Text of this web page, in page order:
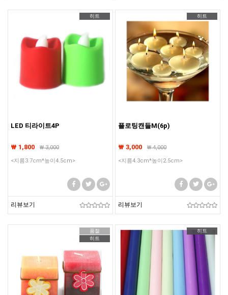
히트
LED 티라이트4P
₩ 1,800 ₩3,000
<지름3.7cm*높이4.5cm>
리뷰보기
히트
플로팅캔들M(6p)
₩ 3,000 ₩4,000
<지름4.3cm*높이2.5cm>
리뷰보기
품절
히트
히트